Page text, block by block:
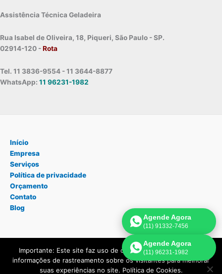
Assistência Técnica Geladeira
Rua Isabel de Oliveira, 18, Piqueri, São Paulo - SP.
02914-120 -Rota
Tel. 11 3836-9554 - 11 3644-8877
WhatsApp: 11 96231-1982
Início
Empresa
Serviços
Política de privacidade
Orçamento
Contato
Blog
Copyright © 2026 Assistência Técnica Geladeira São Paulo | Criado
por:Página de Venda
Agende Agora
(11) 91332-7456
Agende Agora
(11) 96231-1982
Importante: Este site faz uso de cookies que podem conter
informações de rastreamento sobre os visitantes para melhorar
suas experiências no site. Política de Cookies.